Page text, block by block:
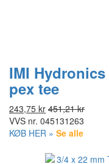
IMI Hydronics
pex tee
243,75 kr 451,21 kr
VVS nr. 045131263
KØB HER » Se alle